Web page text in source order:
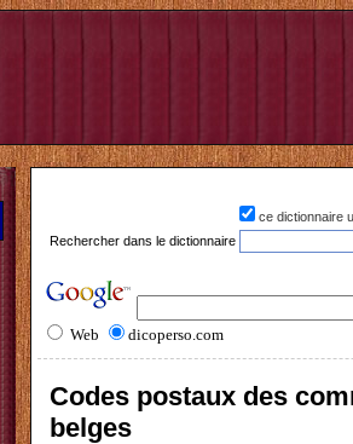
ce dictionnaire
Rechercher dans le dictionnaire
Web dicoperso.com
Codes postaux des
belges